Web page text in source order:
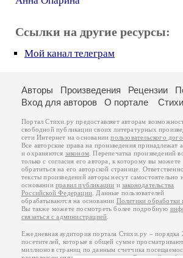
Ссылки на другие ресурсы:
Мой канал телеграм
Авторы Произведения Рецензии
Вход для авторов
О портале
Портал Стихи.ру предоставляет авторам
свободной публикации своих литературных
сети Интернет на основаниипользовательского
Все авторские права на произведения принадлежат
и охраняются законом . Перепечатка произведений
только с согласия его автора, к которому вы можете
обратиться на его авторской странице.
тексты произведений авторы несут самостоятельно
основанииправил публикации изаконодательства
Российской Федерации . Данные пользователей
обрабатываются на основании Политики обработки
Вы также можете посмотреть более подробную
связаться с администрацией
Ежедневная аудитория портала Стихи.ру – порядка
посетителей, которые в общей сумме
миллионов страниц по данным счетчика